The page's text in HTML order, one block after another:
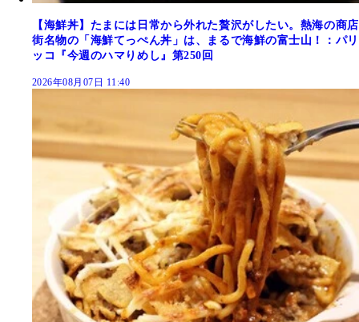
【海鮮丼】たまには日常から外れた贅沢がしたい。熱海の商店
街名物の「海鮮てっぺん丼」は、まるで海鮮の富士山！：パリ
ッコ『今週のハマりめし』第250回
2026年08月07日 11:40